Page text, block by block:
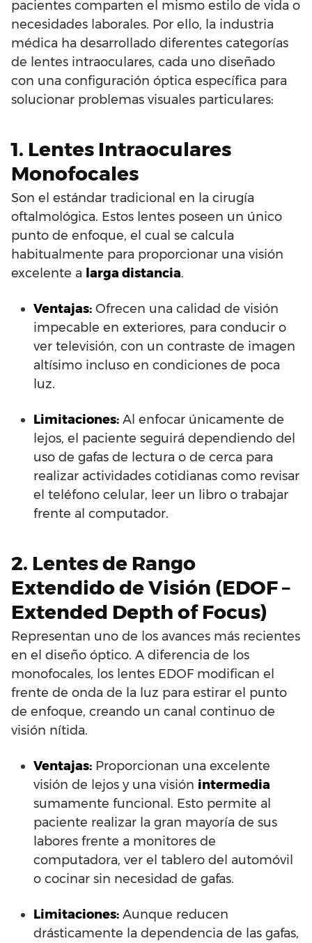
pacientes comparten el mismo estilo de vida o
necesidades laborales. Por ello, la industria
médica ha desarrollado diferentes categorías
de lentes intraoculares, cada uno diseñado
con una configuración óptica específica para
solucionar problemas visuales particulares:
1. Lentes Intraoculares
Monofocales
Son el estándar tradicional en la cirugía
oftalmológica. Estos lentes poseen un único
punto de enfoque, el cual se calcula
habitualmente para proporcionar una visión
excelente a larga distancia.
Ventajas: Ofrecen una calidad de visión
impecable en exteriores, para conducir o
ver televisión, con un contraste de imagen
altísimo incluso en condiciones de poca
luz.
Limitaciones: Al enfocar únicamente de
lejos, el paciente seguirá dependiendo del
uso de gafas de lectura o de cerca para
realizar actividades cotidianas como revisar
el teléfono celular, leer un libro o trabajar
frente al computador.
2. Lentes de Rango
Extendido de Visión (EDOF –
Extended Depth of Focus)
Representan uno de los avances más recientes
en el diseño óptico. A diferencia de los
monofocales, los lentes EDOF modifican el
frente de onda de la luz para estirar el punto
de enfoque, creando un canal continuo de
visión nítida.
Ventajas: Proporcionan una excelente
visión de lejos y una visión intermedia
sumamente funcional. Esto permite al
paciente realizar la gran mayoría de sus
labores frente a monitores de
computadora, ver el tablero del automóvil
o cocinar sin necesidad de gafas.
Limitaciones: Aunque reducen
drásticamente la dependencia de las gafas,